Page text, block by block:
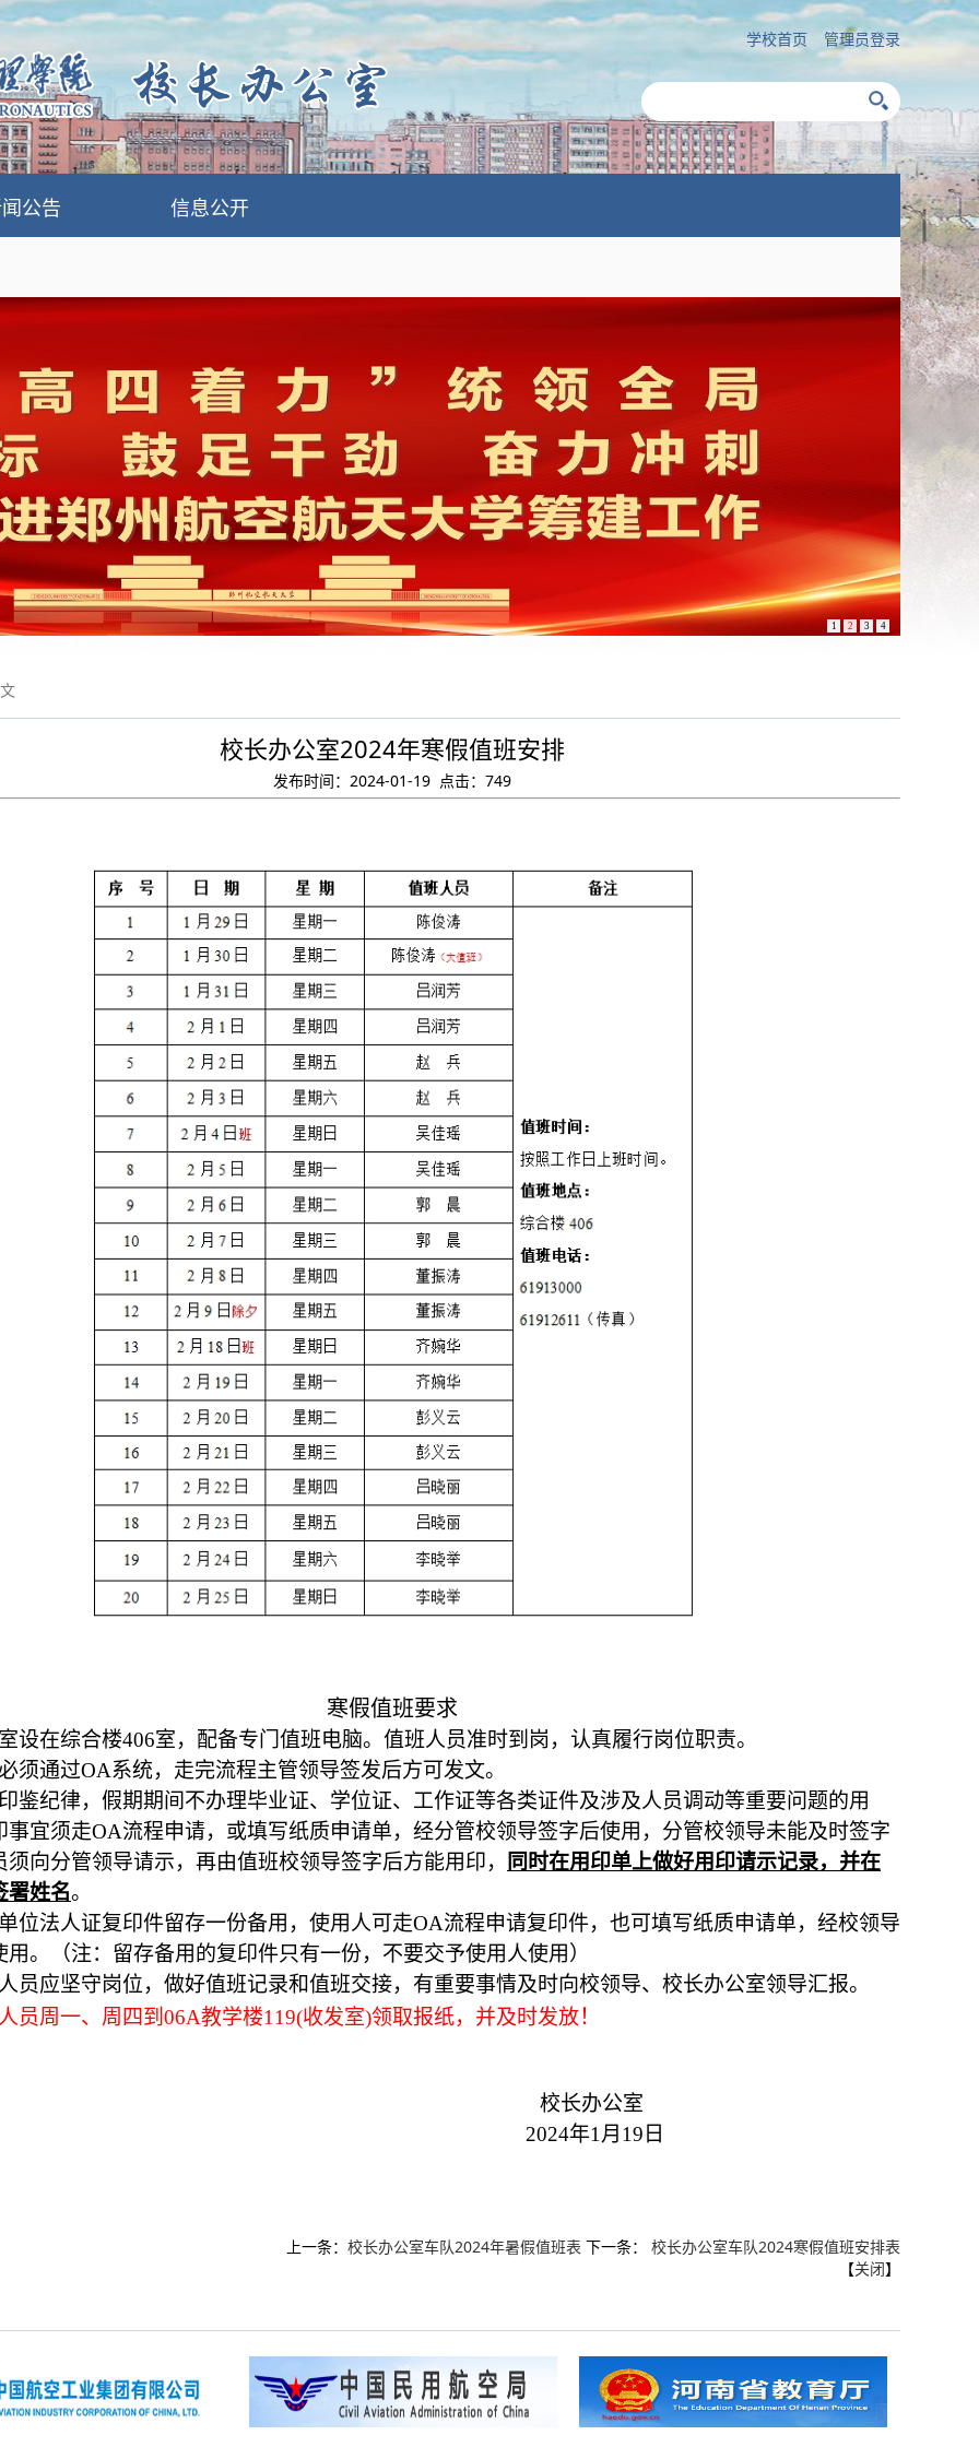
管理员登录
学校首页
公告 信息公开
1 2 3 4
校长办公室2024年寒假值班安排
发布时间：2024-01-19 点击： 749
寒假值班要求
设在综合楼406室，配备专门值班电脑。值班人员准时到岗，认真履行岗位职责。
须通过OA系统，走完流程主管领导签发后方可发文。
鉴纪律， 假期期间不办理毕业证、学位证、工作证等各类证件及涉及人员调动等重要问题的用
事宜须走OA流程申请，或填写纸质申请单，经分管校领导签字后使用，分管校领导未能及时签字
须向分管领导请示，再由值班校领导签字后方能用印，
同时在用印单上做好用印请示记录，并在
署姓名。
位法人证复印件留存一份备用，使用人可走OA流程申请复印件，也可填写纸质申请单，经校领导
用。（注：留存备用的复印件只有一份，不要交予使用人使用）
员应坚守岗位，做好值班记录和值班交接，有重要事情及时向校领导、 校长办公室领导汇报。
员周一、周四到 06A教学楼119(收发室)领取报纸，并及时发放！
校长办公室
2024年1 月 19 日
上一条： 校长办公室车队2024年暑假值班表 下一条：
校长办公室车队2024寒假值班安排表
【关闭】